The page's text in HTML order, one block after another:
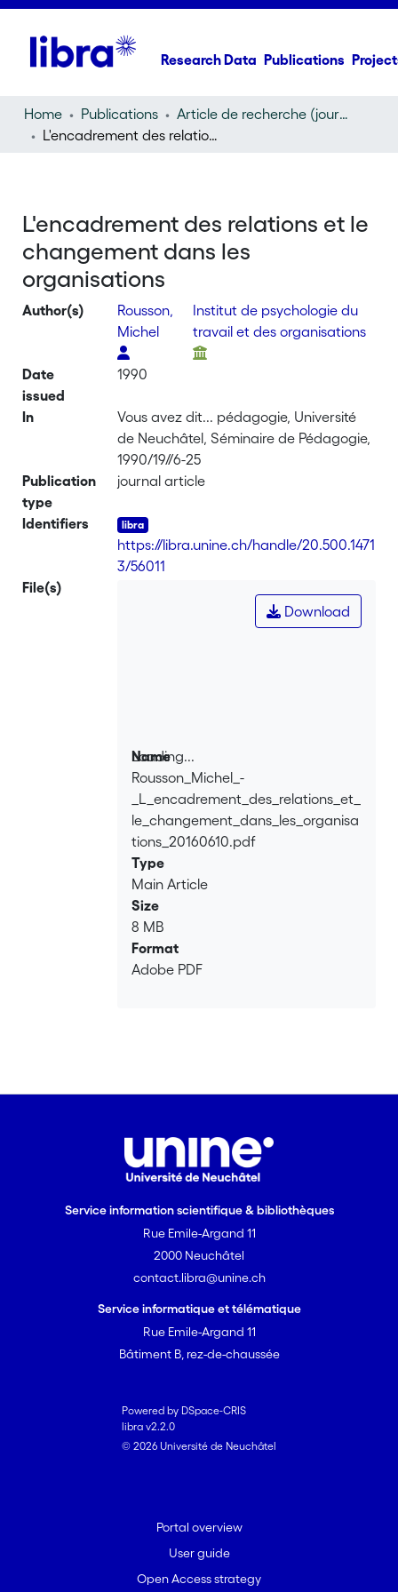
Research Data Publications
Home Publications
Article de recherche (journal article)
L'encadrement des relations et le changement dans les organisations
L'encadrement des relations et le
changement dans les
organisations
Author(s)
Rousson,
Michel
Institut de psychologie du
travail et des organisations
Date
issued
1990
In
Vous avez dit... pédagogie, Université
de Neuchâtel, Séminaire de Pédagogie,
1990/19//6-25
Publication
type
journal article
Identifiers
https://libra.unine.ch/handle/20.500.1471
3/56011
File(s)
Loading...
Loading...
Download
Name
Rousson_Michel_-
_L_encadrement_des_relations_et_
le_changement_dans_les_organisa
tions_20160610.pdf
Type
Main Article
Size
8 MB
Format
Adobe PDF
Service information scientifique & bibliothèques
Rue Emile-Argand 11
2000 Neuchâtel
contact.libra@unine.ch
Service informatique et télématique
Rue Emile-Argand 11
Bâtiment B, rez-de-chaussée
Powered by DSpace-CRIS
libra v2.2.0
© 2026 Université de Neuchâtel
Portal overview
User guide
Open Access strategy